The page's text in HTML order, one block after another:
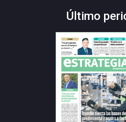
Último